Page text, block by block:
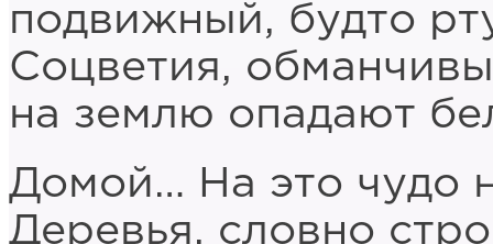
подвижный, будто
Соцветия,
на землю опадают
Домой… На это чудо
Деревья, словно